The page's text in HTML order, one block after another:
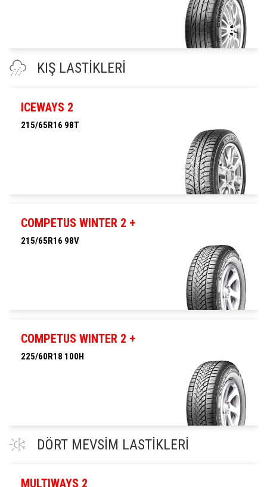
KIŞ LASTİKLERİ
ICEWAYS 2
215/65R16 98T
COMPETUS WINTER 2 +
215/65R16 98V
COMPETUS WINTER 2 +
225/60R18 100H
DÖRT MEVSİM LASTİKLERİ
MULTIWAYS 2